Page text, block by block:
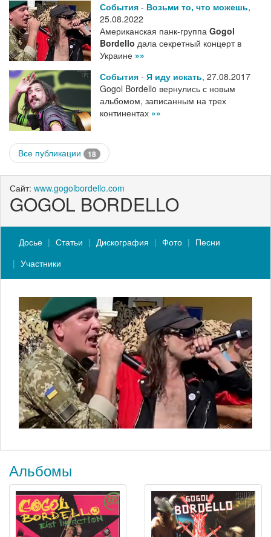
События - Возьми то, что можешь,
25.08.2022
Американская панк-группа Gogol
Bordello дала секретный концерт в
Украине »»
События - Я иду искать, 27.08.2017
Gogol Bordello вернулись с новым
альбомом, записанным на трех
континентах »»
Все публикации 18
Сайт: www.gogolbordello.com
GOGOL BORDELLO
Досье Статьи Дискография Фото
Песни
Участники
Альбомы